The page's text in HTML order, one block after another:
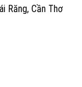
Răng, Cần Thơ